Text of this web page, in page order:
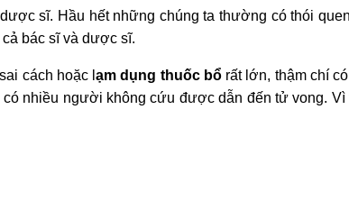
sĩ. Hầu hết những chúng ta thường có thói
bác sĩ và dược sĩ.
cách hoặc lạm dụng thuốc bổrất lớn, thậm chí
nhiều người không cứu được dẫn đến tử vong.